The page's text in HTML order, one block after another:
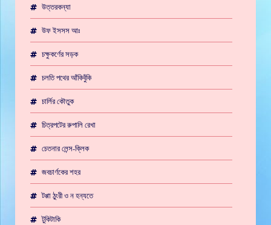
উত্তরকন্যা
উফ ইসসস আঃ
চক্ষুকর্ণের সড়ক
চলতি পথের আঁকিবুঁকি
চার্লির কৌতুক
চিত্রপটের রুপালি রেখা
চেতনার লেন্স-ক্লিক
জবচার্ণকের শহর
টপ্পা ঠুংরী ও ন হন্যতে
টুকিটাকি